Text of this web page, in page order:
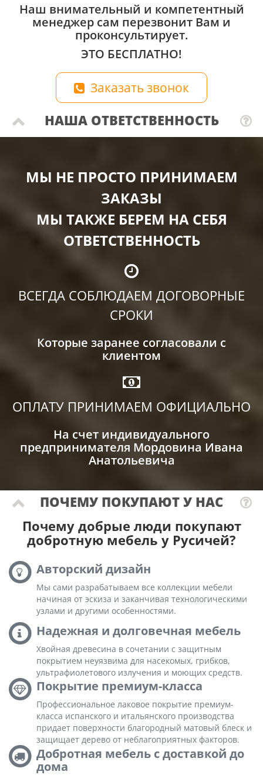
Наш внимательный и компетентный
менеджер сам перезвонит Вам и
проконсультирует.
ЭТО БЕСПЛАТНО!
Заказать звонок
НАША ОТВЕТСТВЕННОСТЬ
МЫ НЕ ПРОСТО ПРИНИМАЕМ
ЗАКАЗЫ
МЫ ТАКЖЕ БЕРЕМ НА СЕБЯ
ОТВЕТСТВЕННОСТЬ
ВСЕГДА СОБЛЮДАЕМ ДОГОВОРНЫЕ
СРОКИ
Которые заранее согласовали с
клиентом
ОПЛАТУ ПРИНИМАЕМ ОФИЦИАЛЬНО
На счет индивидуального
предпринимателя Мордовина Ивана
Анатольевича
ПОЧЕМУ ПОКУПАЮТ У НАС
Почему добрые люди покупают
добротную мебель у Русичей?
Авторский дизайн
Мы сами разрабатываем все коллекции мебели
начиная от эскиза и заканчивая технологическими
узлами и другими особенностями.
Надежная и долговечная мебель
Хвойная древесина в сочетании с защитным
покрытием неуязвима для насекомых, грибков,
ультрафиолетового излучения и моющих средств.
Покрытие премиум-класса
Профессиональное лаковое покрытие премиум-
класса испанского и итальянского производства
придает поверхности благородный матовый блеск и
защищает дерево от неблагоприятных факторов.
Добротная мебель с доставкой до
дома